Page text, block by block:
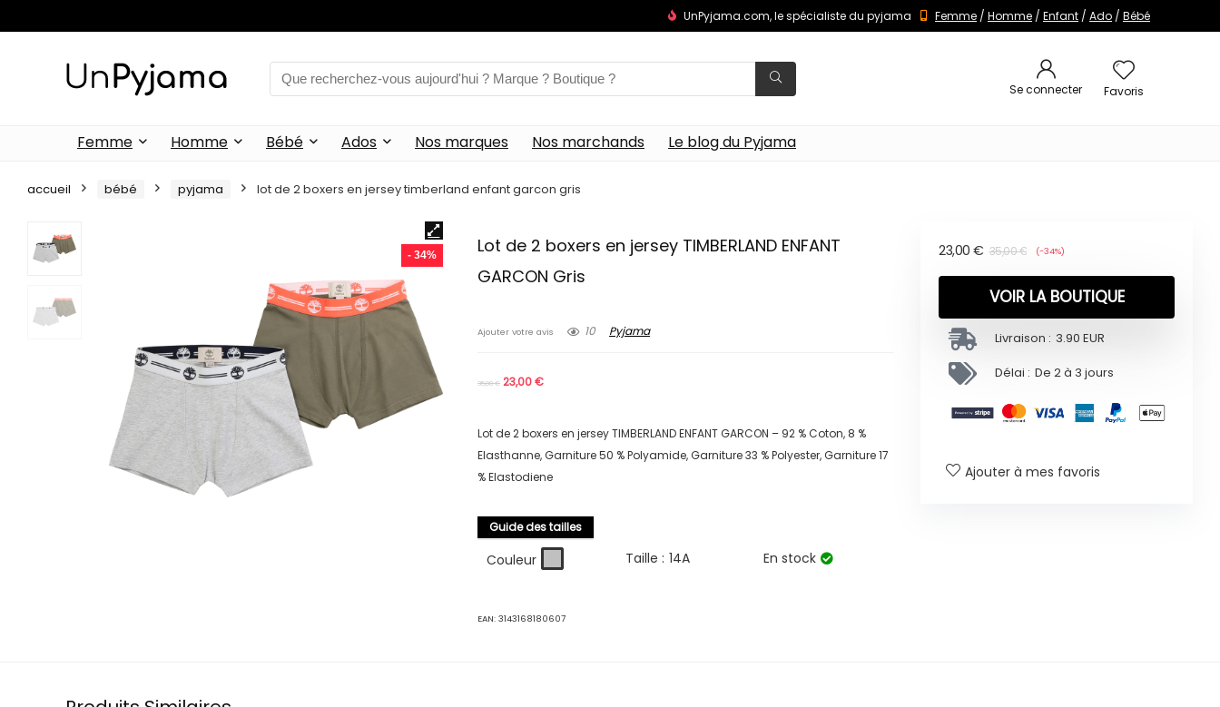
UnPyjama.com, le spécialiste du pyjama Femme / Homme / Enfant / Ado / Bébé
Se connecter Favoris
Femme Homme Bébé Ados Nos marques Nos marchands Le blog du Pyjama
accueil bébé pyjama lot de 2 boxers en jersey timberland enfant garcon gris
- 34%
Lot de 2 boxers en jersey TIMBERLAND ENFANT
GARCON Gris
Ajouter votre avis 10 Pyjama
35,00€ 23,00€
Lot de 2 boxers en jersey TIMBERLAND ENFANT GARCON – 92 % Coton, 8 %
Elasthanne, Garniture 50 % Polyamide, Garniture 33 % Polyester, Garniture 17
% Elastodiene
Guide des tailles
Couleur Taille : 14A En stock
EAN:3143168180607
35,00€
23,00 € (-34%)
VOIR LA BOUTIQUE
Livraison : 3.90 EUR
Délai : De 2 à 3 jours
Ajouter à mes favoris